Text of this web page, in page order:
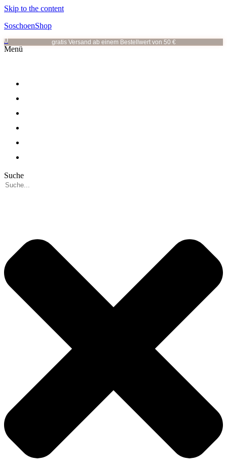
Skip to the content
SoschoenShop
gratis Versand ab einem Bestellwert von 50 €
0
Menü
Suche